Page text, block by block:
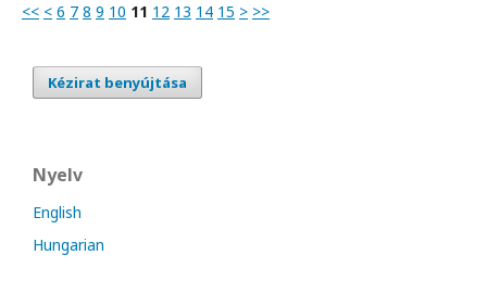
<< < 6 7 8 9 10 11 12 13 14 15 > >>
Kézirat benyújtása
Nyelv
English
Hungarian